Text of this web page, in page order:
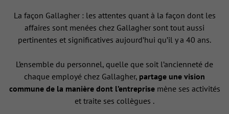
La façon Gallagher : les attentes quant à la façon dont les
affaires sont menées chez Gallagher sont tout aussi
pertinentes et significatives aujourd’hui qu’il y a 40 ans.
L’ensemble du personnel, quelle que soit l’ancienneté de
chaque employé chez Gallagher, partage une vision
commune de la manière dont l’entreprisemène ses activités
et traite ses collègues .